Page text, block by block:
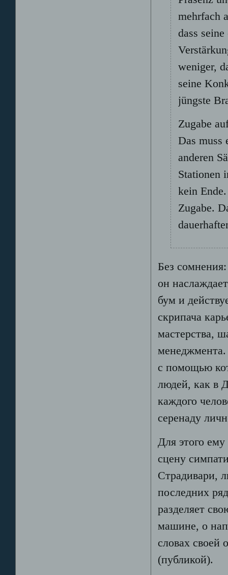
mehrfach
dass
weniger,
seine
jüngste
Zugabe
Das muss
anderen
Stationen
kein
Zugabe.
Без
он
бум и
скрипача
мастерства,
менеджмента.
с помощью
людей, как в
каждого
серенаду
Для этого
сцену
Страдивари,
последних
разделяет
машине, о
словах своей
(публикой).